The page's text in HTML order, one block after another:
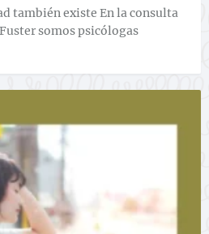
también existe En la consulta
somos psicólogas